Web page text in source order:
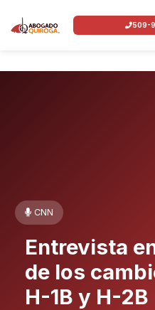
509-
CNN
Entrevista
de los
H-1B y H-2B